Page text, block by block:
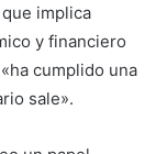
implica
y financiero
cumplido una
sale».